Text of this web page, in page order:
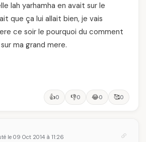
lah yarhamha en avait sur le
que ça lui allait bien, je vais
ce soir le pourquoi du comment
ma grand mere.
👍0 👎0 😂0 🥰0
le 09 Oct 2014 à 11:26